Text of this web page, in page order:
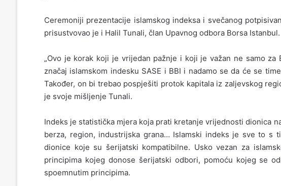
Ceremoniji prezentacije islamskog indeksa i svečanog
prisustvovao je i Halil Tunali, član Upavnog odbora Borsa Istanbul.
„Ovo je korak koji je vrijedan pažnje i koji je važan ne samo
značaj islamskom indesku SASE i BBI i nadamo se da će se
Također, on bi trebao pospješiti protok kapitala iz zaljevskog
je svoje mišljenje Tunali.
Indeks je statistička mjera koja prati kretanje vrijednosti dionica
berza, region, industrijska grana… Islamski indeks je sve to s
dionice koje su šerijatski kompatibilne. Usko vezan za
principima kojeg donose šerijatski odbori, pomoću kojeg se
spoemnutim principima.